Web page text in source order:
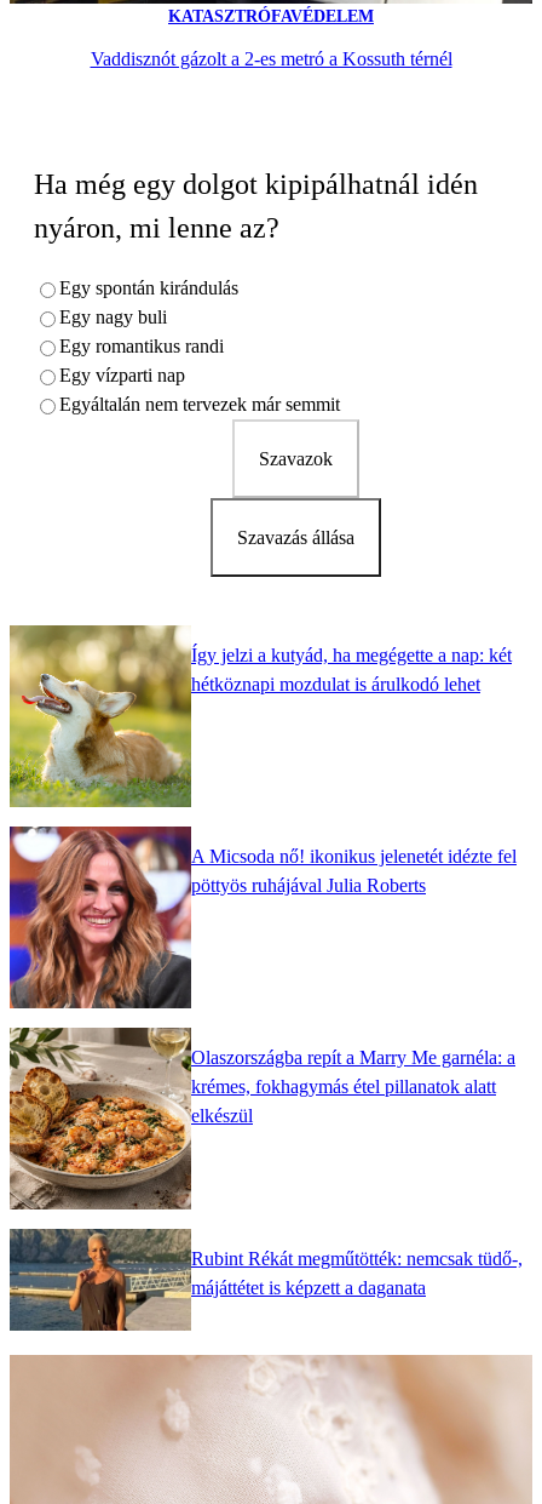
KATASZTRÓFAVÉDELEM
Vaddisznót gázolt a 2-es metró a Kossuth térnél
Ha még egy dolgot kipipálhatnál idén
nyáron, mi lenne az?
Egy spontán kirándulás
Egy nagy buli
Egy romantikus randi
Egy vízparti nap
Egyáltalán nem tervezek már semmit
Szavazok
Szavazás állása
Így jelzi a kutyád, ha megégette a nap: két
hétköznapi mozdulat is árulkodó lehet
A Micsoda nő! ikonikus jelenetét idézte fel
pöttyös ruhájával Julia Roberts
Olaszországba repít a Marry Me garnéla: a
krémes, fokhagymás étel pillanatok alatt
elkészül
Rubint Rékát megműtötték: nemcsak tüdő-,
májáttétet is képzett a daganata